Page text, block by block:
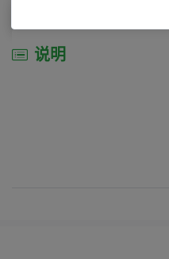
说明